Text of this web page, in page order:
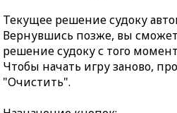
Текущее решение судоку
Вернувшись позже, вы
решение судоку с того
Чтобы начать игру заново,
"Очистить".